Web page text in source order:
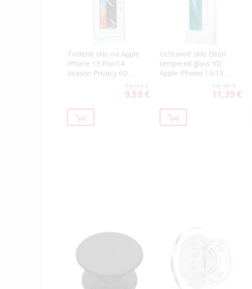
Tvrdené sklo na Apple
iPhone 13 Pro/14
Veason Privacy 6D
Pro celotvárové čierne
15,99 €
Special
9,59 €
Ochranné sklo Etteri
tempered glass 9D
Apple iPhone 13/13
18,99 €
Special
11,39 €